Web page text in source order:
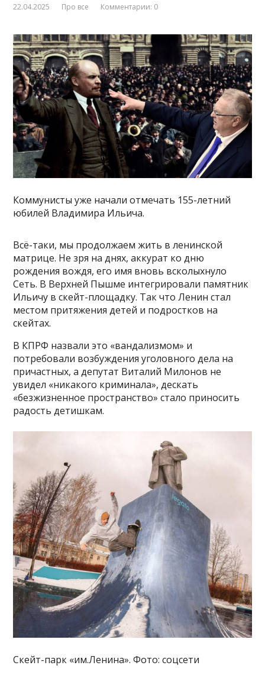
22.04.2025 Про все Комментарии: 0
Коммунисты уже начали отмечать 155-летний
юбилей Владимира Ильича.
Всё-таки, мы продолжаем жить в ленинской
матрице. Не зря на днях, аккурат ко дню
рождения вождя, его имя вновь всколыхнуло
Сеть. В Верхней Пышме интегрировали памятник
Ильичу в скейт-площадку. Так что Ленин стал
местом притяжения детей и подростков на
скейтах.
В КПРФ назвали это «вандализмом» и
потребовали возбуждения уголовного дела на
причастных, а депутат Виталий Милонов не
увидел «никакого криминала», дескать
«безжизненное пространство» стало приносить
радость детишкам.
Скейт-парк «им.Ленина». Фото: соцсети